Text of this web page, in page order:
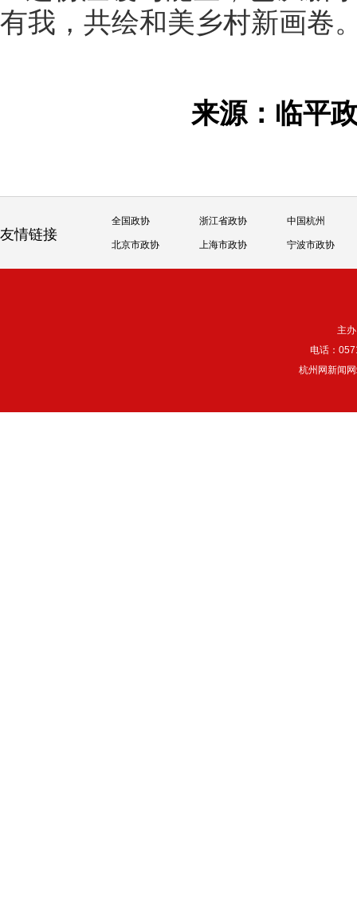
有我，共绘和美乡村新画卷
来源：临
友情链接
全国政协 浙江省政协 中国杭州
北京市政协 上海市政协 宁波市政协
主
电话：
杭州网新闻